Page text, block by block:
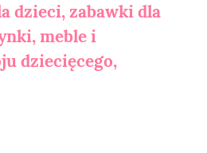
dzieci, zabawki dla
meble i
dziecięcego,